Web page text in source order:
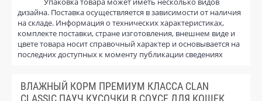
дизайна. Поставка осуществляется в зависимости от наличия
на складе. Информация о технических характеристиках,
комплекте поставки, стране изготовления, внешнем виде и
цвете товара носит справочный характер и основывается на
последних доступных к моменту публикации сведениях
ВЛАЖНЫЙ КОРМ ПРЕМИУМ КЛАССА CLAN
CLASSIC ПАУЧ КУСОЧКИ В СОУСЕ ДЛЯ КОШЕК